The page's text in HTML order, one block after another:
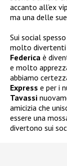
accanto all’ex
ma una delle
Sui social
molto
Federica è
e molto
abbiamo
Express e per i
Tavassi
amicizia che
essere una
divertono sui